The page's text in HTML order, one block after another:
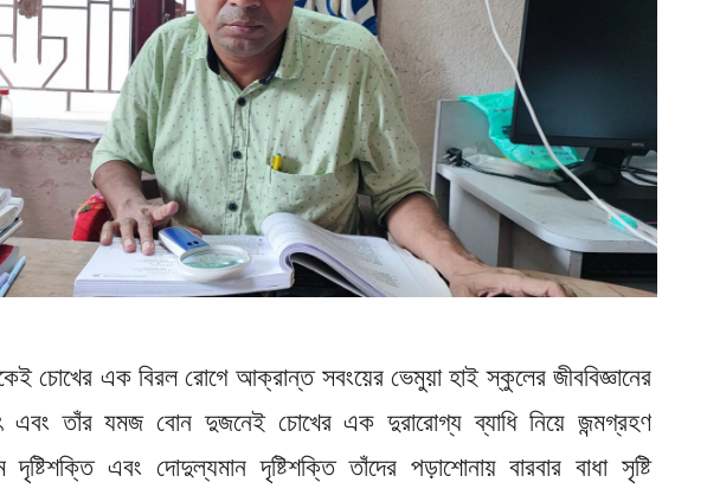
চোখের এক বিরল রোগে আক্রান্ত সবংয়ের ভেমুয়া হাই স্কুলের জীববিজ্ঞানের
তাঁর যমজ বোন দুজনেই চোখের এক দুরারোগ্য ব্যাধি নিয়ে জন্মগ্রহণ
এবং দোদুল্যমান দৃষ্টিশক্তি তাঁদের পড়াশোনায় বারবার বাধা সৃষ্টি